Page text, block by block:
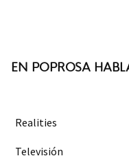
EN POPROSA
Realities
Televisión